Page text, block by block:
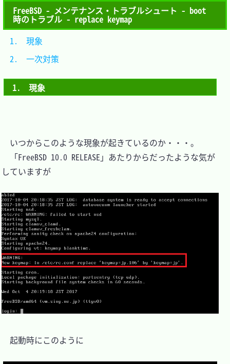
FreeBSD - メンテナンス・トラブルシュート - boot
時のトラブル - replace keymap
1.　現象
いつからこのような現象が起きているのか・・・。
「FreeBSD 10.0 RELEASE」あたりからだったような気が
していますが
起動時にこのように